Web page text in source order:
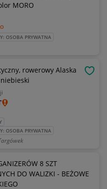
MORO
OSOBA PRYWATNA
rowerowy Alaska
OSOBA PRYWATNA
8 SZT
DO WALIZKI - BEŻOWE